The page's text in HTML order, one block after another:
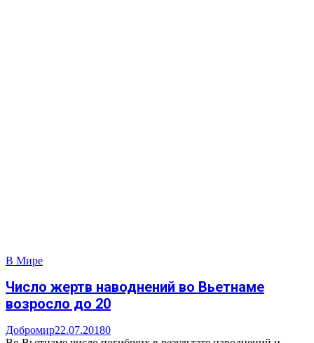
В Мире
Число жертв наводнений во Вьетнаме
возросло до 20
Добромир22.07.20180